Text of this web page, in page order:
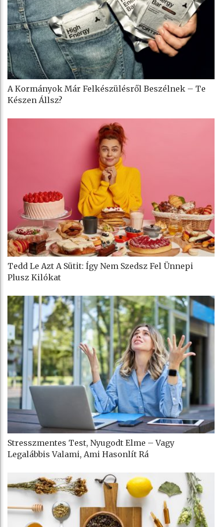
A Kormányok Már Felkészülésről Beszélnek – Te
Készen Állsz?
Tedd Le Azt A Sütit: Így Nem Szedsz Fel Ünnepi
Plusz Kilókat
Stresszmentes Test, Nyugodt Elme – Vagy
Legalábbis Valami, Ami Hasonlít Rá